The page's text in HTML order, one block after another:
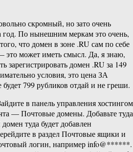
скромный, но зато очень
По нынешним меркам это очень,
что домен в зоне .RU сам по себе
это может иметь смысл. Да, я знаю,
зарегистрировать домен .RU за 149
условия, это цена ЗА
799 рубликов отдай и не греши.
в панель управления
— Почтовые домены. Добавьте туда
туда будет добавлен
в раздел Почтовые ящики и
логин, например info@******.